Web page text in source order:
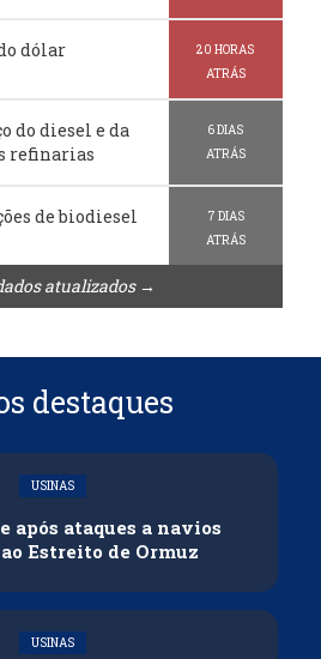
dólar
20 HORAS
ATRÁS
do diesel e da
refinarias
6 DIAS
ATRÁS
de biodiesel
7 DIAS
ATRÁS
atualizados →
destaques
USINAS
após ataques a navios
Estreito de Ormuz
USINAS